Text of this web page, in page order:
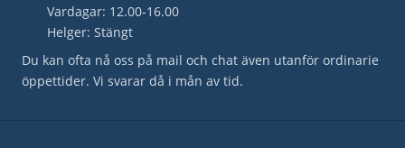
Vardagar: 12.00-16.00
Helger: Stängt
Du kan ofta nå oss på mail och chat även utanför ordinarie
öppettider. Vi svarar då i mån av tid.